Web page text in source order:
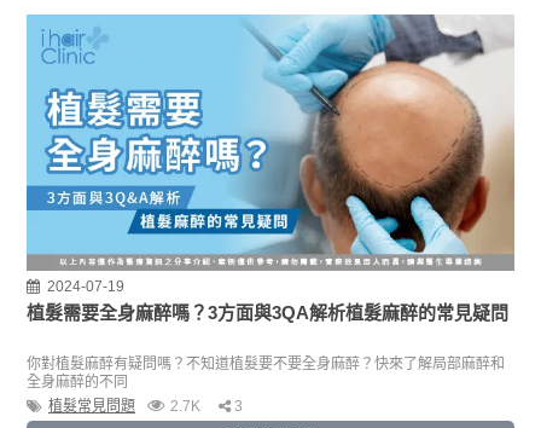
2024-07-19
植髮需要全身麻醉嗎？3方面與3QA解析植髮麻醉的常見疑問
你對植髮麻醉有疑問嗎？不知道植髮要不要全身麻醉？快來了解局部麻醉和
全身麻醉的不同
植髮常見問題
2.7K
3